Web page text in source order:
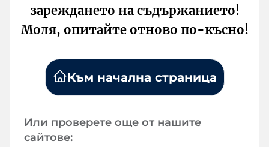
зареждането на съдържанието!
Моля, опитайте отново по-късно!
Към начална страница
Или проверете още от нашите
сайтове: